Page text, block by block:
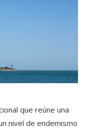
que reúne una
nivel de endemismo